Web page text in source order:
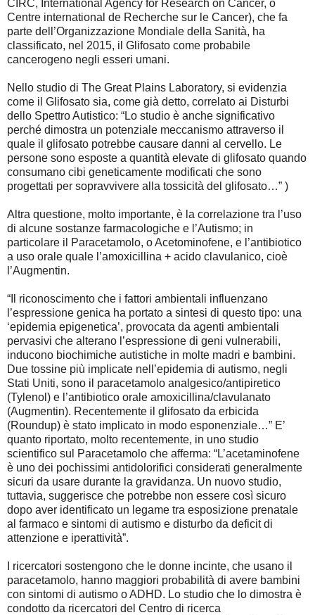
CIRC, International Agency for Research on Cancer, o
Centre international de Recherche sur le Cancer), che fa
parte dell’Organizzazione Mondiale della Sanità, ha
classificato, nel 2015, il Glifosato come probabile
cancerogeno negli esseri umani.
Nello studio di The Great Plains Laboratory, si evidenzia
come il Glifosato sia, come già detto, correlato ai Disturbi
dello Spettro Autistico: “Lo studio è anche significativo
perché dimostra un potenziale meccanismo attraverso il
quale il glifosato potrebbe causare danni al cervello. Le
persone sono esposte a quantità elevate di glifosato quando
consumano cibi geneticamente modificati che sono
progettati per sopravvivere alla tossicità del glifosato…” )
Altra questione, molto importante, è la correlazione tra l’uso
di alcune sostanze farmacologiche e l’Autismo; in
particolare il Paracetamolo, o Acetominofene, e l’antibiotico
a uso orale quale l’amoxicillina + acido clavulanico, cioè
l’Augmentin.
“Il riconoscimento che i fattori ambientali influenzano
l’espressione genica ha portato a sintesi di questo tipo: una
‘epidemia epigenetica’, provocata da agenti ambientali
pervasivi che alterano l’espressione di geni vulnerabili,
inducono biochimiche autistiche in molte madri e bambini.
Due tossine più implicate nell’epidemia di autismo, negli
Stati Uniti, sono il paracetamolo analgesico/antipiretico
(Tylenol) e l’antibiotico orale amoxicillina/clavulanato
(Augmentin). Recentemente il glifosato da erbicida
(Roundup) è stato implicato in modo esponenziale…” E’
quanto riportato, molto recentemente, in uno studio
scientifico sul Paracetamolo che afferma: “L’acetaminofene
è uno dei pochissimi antidolorifici considerati generalmente
sicuri da usare durante la gravidanza. Un nuovo studio,
tuttavia, suggerisce che potrebbe non essere così sicuro
dopo aver identificato un legame tra esposizione prenatale
al farmaco e sintomi di autismo e disturbo da deficit di
attenzione e iperattività”.
I ricercatori sostengono che le donne incinte, che usano il
paracetamolo, hanno maggiori probabilità di avere bambini
con sintomi di autismo o ADHD. Lo studio che lo dimostra è
condotto da ricercatori del Centro di ricerca